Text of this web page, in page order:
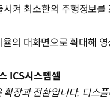
켜 최소한의 주행정보
의 대화면으로 확대해
ICS시스템셀
장과 전환입니다. 디스